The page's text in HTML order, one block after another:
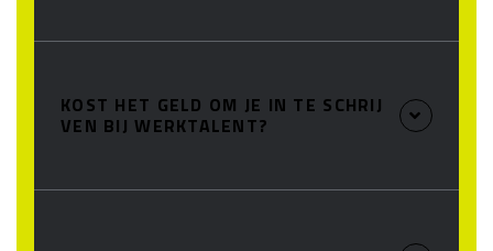
KOST HET GELD OM JE IN TE SCHRIJ
VEN BIJ WERKTALENT?